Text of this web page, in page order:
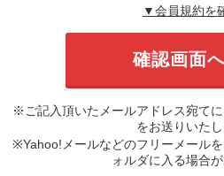
▼会員規約を
※ご記入頂いたメールアドレス宛て
をお送りいたし
※Yahoo!メールなどのフリーメール
ォルダに入る場合が